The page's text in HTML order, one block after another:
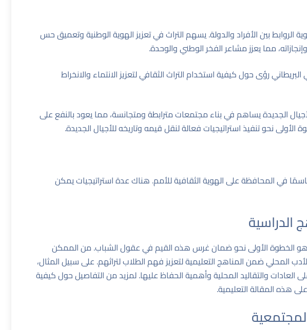
الروابط بين الأفراد والدولة. يسهم التراث في تعزيز الهوية الوطنية وتعميق حس
مما يعزز مشاعر الفخر الوطني والوحدة.
رؤى حول كيفية استخدام التراث الثقافي لتعزيز الانتماء والانخراط
الجديدة يساهم في بناء مجتمعات مترابطة ومتجانسة، مما يعود بالنفع على
نحو تنفيذ استراتيجيات فعالة لنقل قيمه وتاريخه للأجيال الجديدة.
في المحافظة على الهوية الثقافية للأمم. هناك عدة استراتيجيات يمكن
الدراسية
هو الخطوة الأولى نحو ضمان غرس هذه القيم في عقول الشباب. من الممكن
المحلي ضمن المناهج التعليمية لتعزيز فهم الطلاب لتراثهم. على سبيل المثال،
والتقاليد المحلية وأهمية الحفاظ عليها. لمزيد من التفاصيل حول كيفية
على هذهالمقالة التعليمية.